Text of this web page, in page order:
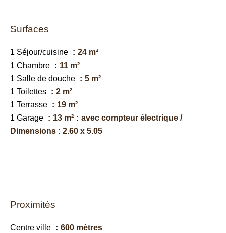
Surfaces
1 Séjour/cuisine
24 m²
1 Chambre
11 m²
1 Salle de douche
5 m²
1 Toilettes
2 m²
1 Terrasse
19 m²
1 Garage
13 m²
avec compteur électrique /
Dimensions : 2.60 x 5.05
Proximités
Centre ville
600 mètres